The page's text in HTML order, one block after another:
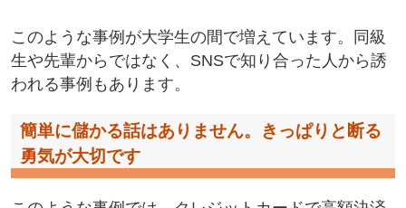
このような事例が大学生の間で増えています。同級
生や先輩からではなく、SNSで知り合った人から誘
われる事例もあります。
簡単に儲かる話はありません。きっぱりと断る
勇気が大切です